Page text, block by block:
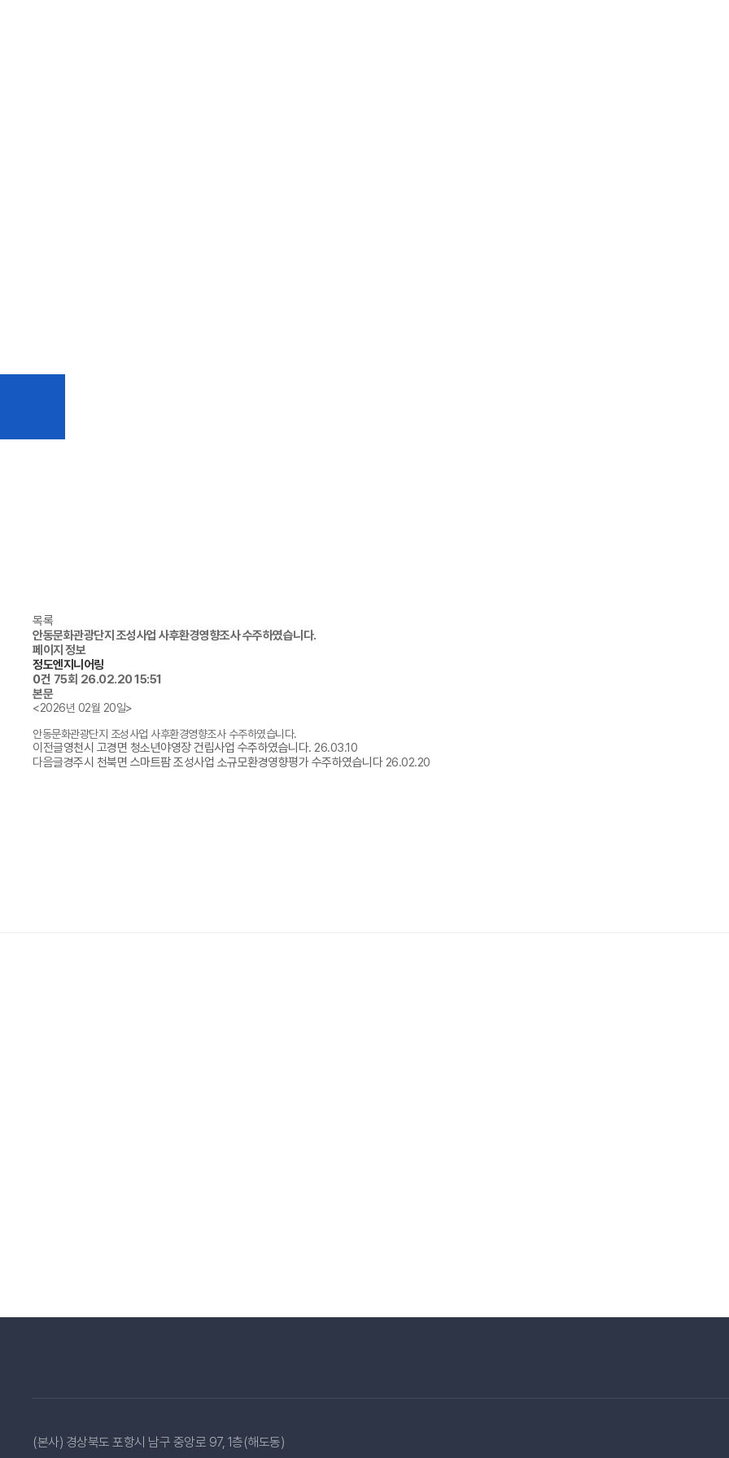
목록
안동문화관광단지 조성사업 사후환경영향조사 수주하였습니다.
페이지 정보
정도엔지니어링
0건 75회 26.02.20 15:51
본문
<2026년 02월 20일>
안동문화관광단지 조성사업 사후환경영향조사 수주하였습니다.
이전글영천시 고경면 청소년야영장 건립사업 수주하였습니다. 26.03.10
다음글경주시 천북면 스마트팜 조성사업 소규모환경영향평가 수주하였습니다 26.02.20
(본사) 경상북도 포항시 남구 중앙로 97, 1층(해도동)